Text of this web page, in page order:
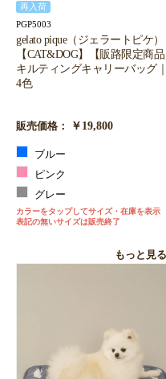
再入荷
PGP5003
gelato pique（ジェラートピケ）
【CAT&DOG】【販路限定商品
キルティングキャリーバッグ
4色
販売価格： ￥19,800
ブルー
ピンク
グレー
カラーをタップしてサイズ・在庫を表示
表記の無いサイズは販売終了
もっと見る